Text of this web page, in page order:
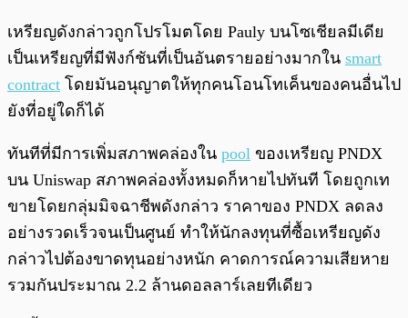
เหรียญดังกล่าวถูกโปรโมตโดย Pauly บนโซเชียลมีเดีย
เป็นเหรียญที่มีฟังก์ชันที่เป็นอันตรายอย่างมากใน smart
contract โดยมันอนุญาตให้ทุกคนโอนโทเค็นของคนอื่นไป
ยังที่อยู่ใดก็ได้
ทันทีที่มีการเพิ่มสภาพคล่องใน pool ของเหรียญ PNDX
บน Uniswap สภาพคล่องทั้งหมดก็หายไปทันที โดยถูกเท
ขายโดยกลุ่มมิจฉาชีพดังกล่าว ราคาของ PNDX ลดลง
อย่างรวดเร็วจนเป็นศูนย์ ทำให้นักลงทุนที่ซื้อเหรียญดัง
กล่าวไปต้องขาดทุนอย่างหนัก คาดการณ์ความเสียหาย
รวมกันประมาณ 2.2 ล้านดอลลาร์เลยทีเดียว